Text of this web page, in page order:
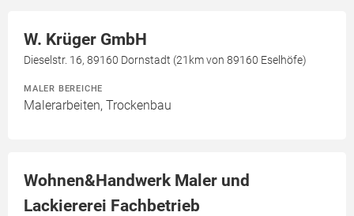
W. Krüger GmbH
Dieselstr. 16, 89160 Dornstadt (21km von 89160 Eselhöfe)
MALER BEREICHE
Malerarbeiten, Trockenbau
Wohnen&Handwerk Maler und
Lackiererei Fachbetrieb